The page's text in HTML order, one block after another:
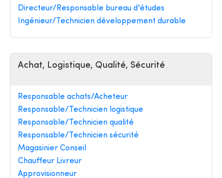
Directeur/Responsable bureau d'études
Ingénieur/Technicien développement durable
Achat, Logistique, Qualité, Sécurité
Responsable achats/Acheteur
Responsable/Technicien logistique
Responsable/Technicien qualité
Responsable/Technicien sécurité
Magasinier Conseil
Chauffeur Livreur
Approvisionneur